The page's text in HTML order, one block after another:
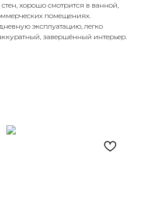
хорошо смотрится в ванной,
помещениях.
эксплуатацию, легко
завершённый интерьер.